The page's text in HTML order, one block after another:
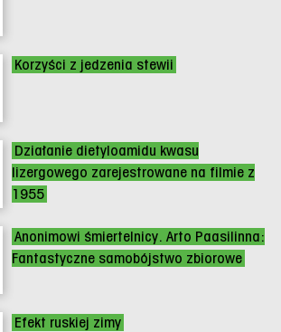
Korzyści z jedzenia stewii
Działanie dietyloamidu kwasu
lizergowego zarejestrowane na filmie z
1955
Anonimowi śmiertelnicy. Arto Paasilinna:
Fantastyczne samobójstwo zbiorowe
Efekt ruskiej zimy